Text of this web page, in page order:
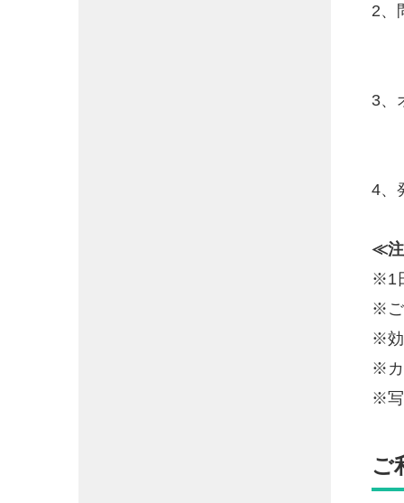
2、
3、
4、
≪
※1
※ご
※効
※カ
※写
ご